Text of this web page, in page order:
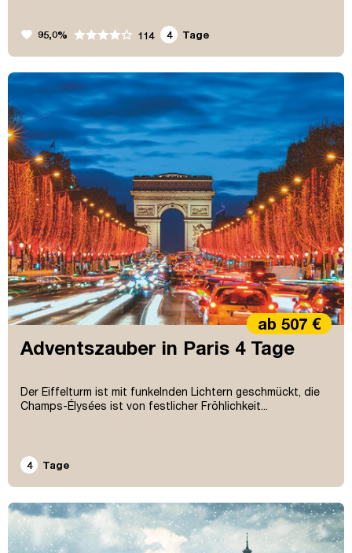
favorite 95,0% 114 4 Tage
Adventszauber in Paris 4 Tage
Der Eiffelturm ist mit funkelnden Lichtern geschmückt, die
Champs-Élysées ist von festlicher Fröhlichkeit...
ab 507 €
4 Tage